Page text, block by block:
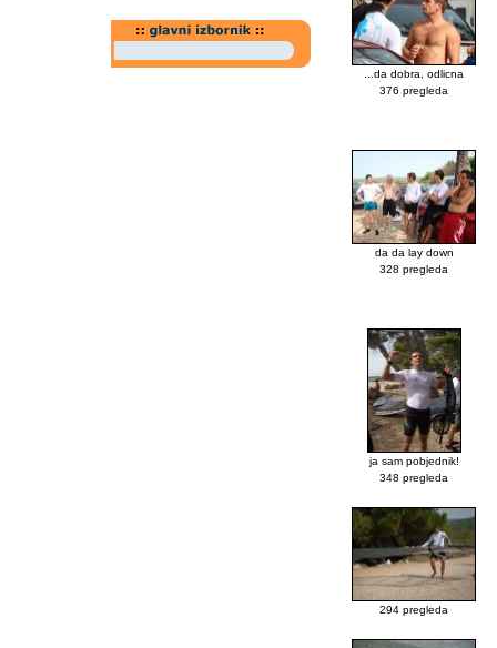
...da dobra, odlicna
376 pregleda
da da lay down
328 pregleda
ja sam pobjednik!
348 pregleda
294 pregleda